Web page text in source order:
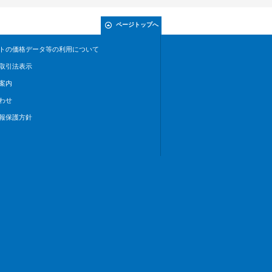
ページトップへ
の価格データ等の利用について
引法表示
内
せ
保護方針